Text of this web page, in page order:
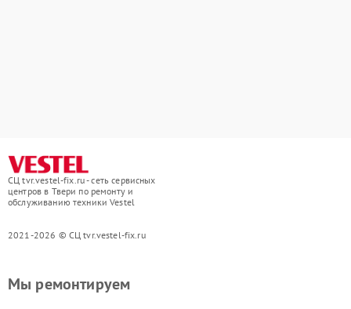
СЦ tvr.vestel-fix.ru - сеть сервисных
центров в Твери по ремонту и
обслуживанию техники Vestel
2021-2026 © СЦ tvr.vestel-fix.ru
Мы ремонтируем